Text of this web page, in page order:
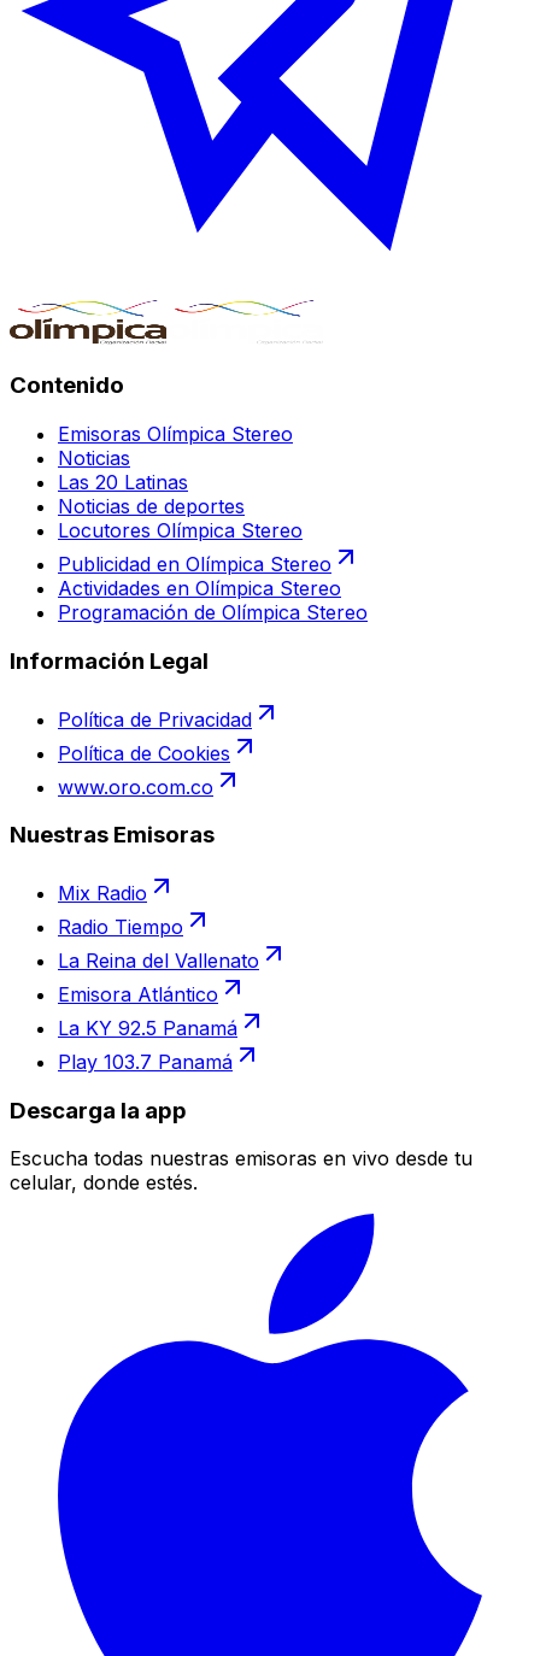
Contenido
Emisoras Olímpica Stereo
Noticias
Las 20 Latinas
Noticias de deportes
Locutores Olímpica Stereo
Publicidad en Olímpica Stereo
Actividades en Olímpica Stereo
Programación de Olímpica Stereo
Información Legal
Política de Privacidad
Política de Cookies
www.oro.com.co
Nuestras Emisoras
Mix Radio
Radio Tiempo
La Reina del Vallenato
Emisora Atlántico
La KY 92.5 Panamá
Play 103.7 Panamá
Descarga la app
Escucha todas nuestras emisoras en vivo desde tu
celular, donde estés.